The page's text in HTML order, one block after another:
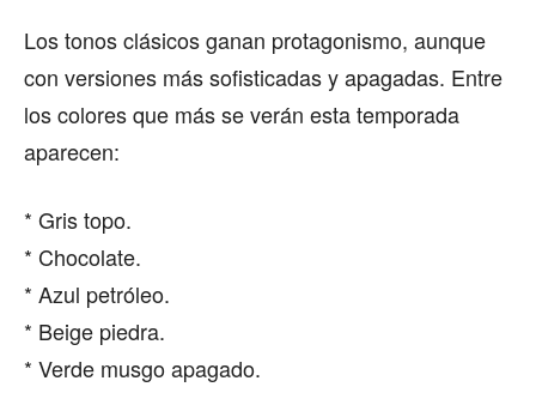
Los tonos clásicos ganan protagonismo, aunque
con versiones más sofisticadas y apagadas. Entre
los colores que más se verán esta temporada
aparecen:
* Gris topo.
* Chocolate.
* Azul petróleo.
* Beige piedra.
* Verde musgo apagado.